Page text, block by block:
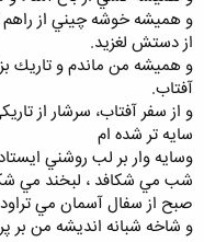
و هميشه خوشه چيني از
از دستش لغزيد.
و هميشه من ماندم و تاريك
آفتاب‌.
و از سفر آفتاب‌، سرشار از
سايه تر شده ام
وسايه وار بر لب روشني
شب مي شكافد ، لبخند مي
صبح از سفال آسمان مي
و شاخه شبانه انديشه من بر